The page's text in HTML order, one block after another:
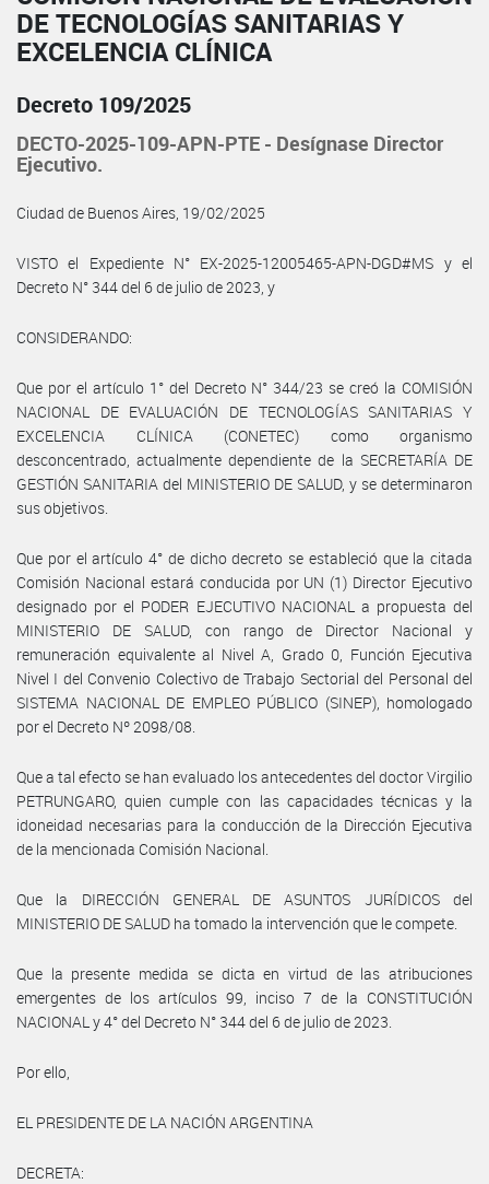
DE TECNOLOGÍAS SANITARIAS Y
EXCELENCIA CLÍNICA
Decreto 109/2025
DECTO-2025-109-APN-PTE - Desígnase Director
Ejecutivo.
Ciudad de Buenos Aires, 19/02/2025
VISTO el Expediente N° EX-2025-12005465-APN-DGD#MS y el
Decreto N° 344 del 6 de julio de 2023, y
CONSIDERANDO:
Que por el artículo 1° del Decreto N° 344/23 se creó la COMISIÓN
NACIONAL DE EVALUACIÓN DE TECNOLOGÍAS SANITARIAS Y
EXCELENCIA CLÍNICA (CONETEC) como organismo
desconcentrado, actualmente dependiente de la SECRETARÍA DE
GESTIÓN SANITARIA del MINISTERIO DE SALUD, y se determinaron
sus objetivos.
Que por el artículo 4° de dicho decreto se estableció que la citada
Comisión Nacional estará conducida por UN (1) Director Ejecutivo
designado por el PODER EJECUTIVO NACIONAL a propuesta del
MINISTERIO DE SALUD, con rango de Director Nacional y
remuneración equivalente al Nivel A, Grado 0, Función Ejecutiva
Nivel I del Convenio Colectivo de Trabajo Sectorial del Personal del
SISTEMA NACIONAL DE EMPLEO PÚBLICO (SINEP), homologado
por el Decreto Nº 2098/08.
Que a tal efecto se han evaluado los antecedentes del doctor Virgilio
PETRUNGARO, quien cumple con las capacidades técnicas y la
idoneidad necesarias para la conducción de la Dirección Ejecutiva
de la mencionada Comisión Nacional.
Que la DIRECCIÓN GENERAL DE ASUNTOS JURÍDICOS del
MINISTERIO DE SALUD ha tomado la intervención que le compete.
Que la presente medida se dicta en virtud de las atribuciones
emergentes de los artículos 99, inciso 7 de la CONSTITUCIÓN
NACIONAL y 4° del Decreto N° 344 del 6 de julio de 2023.
Por ello,
EL PRESIDENTE DE LA NACIÓN ARGENTINA
DECRETA: